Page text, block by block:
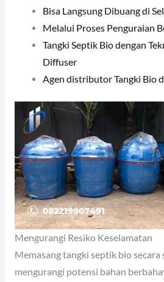
Bisa Langsung Dibuang di
Melalui Proses Penguraian
Tangki Septik Bio dengan
Diffuser
Agen distributor Tangki Bio
Mengurangi Resiko Keselamatan
Memasang tangki septik bio
mengurangi potensi bahan